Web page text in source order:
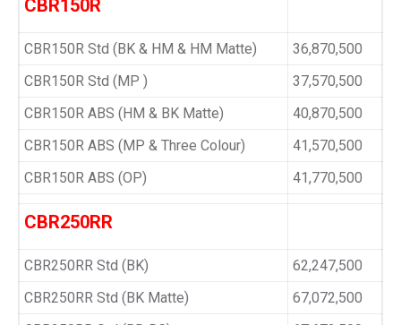
CBR150R
CBR150R Std (BK & HM & HM Matte)
36,870,500
CBR150R Std (MP )
37,570,500
CBR150R ABS (HM & BK Matte)
40,870,500
CBR150R ABS (MP & Three Colour)
41,570,500
CBR150R ABS (OP)
41,770,500
CBR250RR
CBR250RR Std (BK)
62,247,500
CBR250RR Std (BK Matte)
67,072,500